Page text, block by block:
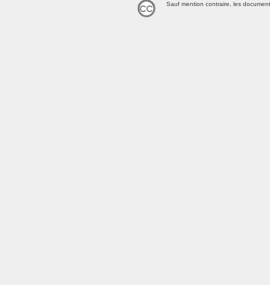
Sauf mention contraire, les